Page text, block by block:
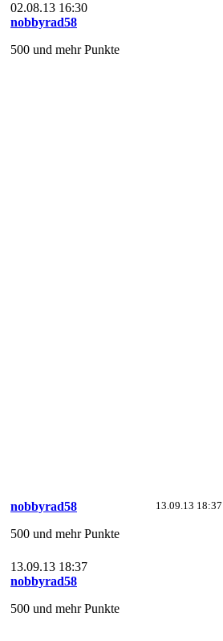
02.08.13 16:30
nobbyrad58
500 und mehr Punkte
13.09.13 18:37
nobbyrad58
500 und mehr Punkte
13.09.13 18:37
nobbyrad58
500 und mehr Punkte